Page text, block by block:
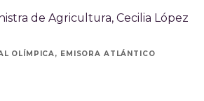
de Agricultura, Cecilia López
OLÍMPICA, EMISORA ATLÁNTICO